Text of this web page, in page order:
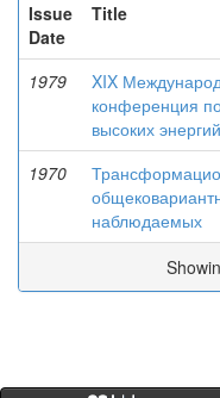
Issue
Date
Title
1979
XIX
конференция
высоких энергий
1970
наблюдаемых